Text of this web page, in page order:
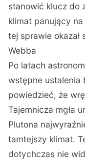
stanowić klucz do
klimat panujący na
tej sprawie okazał
Webba
Po latach
wstępne ustalenia
powiedzieć, że
Tajemnicza mgła
Plutona
tamtejszy klimat.
dotychczas nie